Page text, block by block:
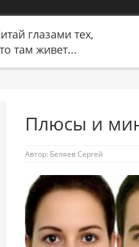
глазами тех,
там живет...
Плюсы и
Автор: Беляев Сергей